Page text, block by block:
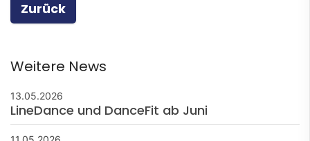
Zurück
Weitere News
13.05.2026
LineDance und DanceFit ab Juni